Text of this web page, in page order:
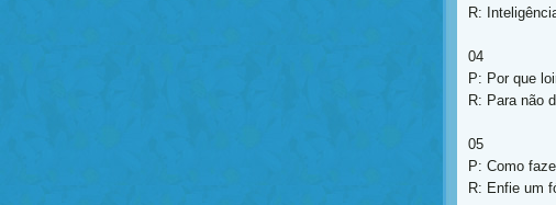
R:
04
P: Por que
R: Para não
05
P: Como
R: Enfie um